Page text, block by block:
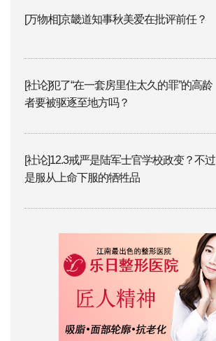
[万物相]京畿道知事秋美爱在批评前任？
[社论]犯了“在一套房里住太久的罪”的高龄
者要被驱逐至地方吗？
[社论]12.3戒严是陆军士官学校政变？不过
是服从上命下服的牺牲品